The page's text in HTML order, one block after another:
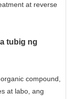
at reverse
tubig ng
compound,
at labo, ang